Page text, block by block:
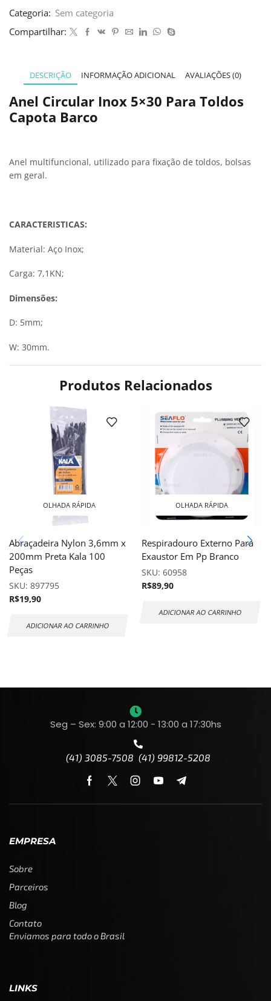
Categoria: Sem categoria
Compartilhar:
DESCRIÇÃO INFORMAÇÃO ADICIONAL AVALIAÇÕES (0)
Anel Circular Inox 5×30 Para Toldos
Capota Barco
Anel multifuncional, utilizado para fixação de toldos, bolsas
em geral.
CARACTERISTICAS:
Material: Aço Inox;
Carga: 7,1KN;
Dimensões:
D: 5mm;
W: 30mm.
Produtos Relacionados
OLHADA RÁPIDA
Abraçadeira Nylon 3,6mm x
200mm Preta Kala 100
Peças
SKU: 897795
R$19,90
ADICIONAR AO CARRINHO
OLHADA RÁPIDA
Respiradouro Externo Para
Exaustor Em Pp Branco
SKU: 60958
R$89,90
ADICIONAR AO CARRINHO
Seg – Sex: 9:00 a 12:00 - 13:00 a 17:30hs
(41) 3085-7508 (41) 99812-5208
EMPRESA
Sobre
Parceiros
Blog
Contato
Enviamos para todo o Brasil
LINKS